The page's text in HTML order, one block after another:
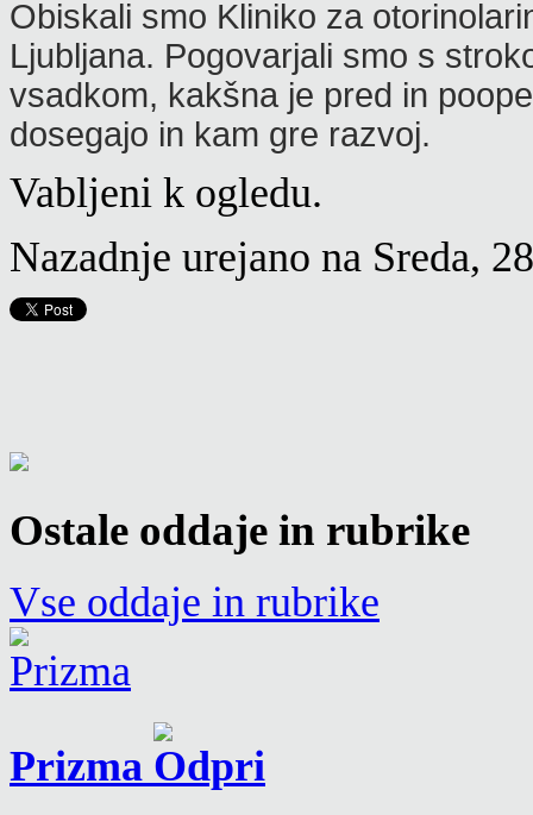
Obiskali smo Kliniko za
Ljubljana. Pogovarjali smo s
vsadkom, kakšna je pred in
dosegajo in kam gre razvoj.
Vabljeni k ogledu.
Nazadnje urejano na Sreda,
Ostale oddaje in rubrike
Vse oddaje in rubrike
Prizma